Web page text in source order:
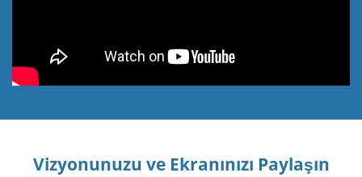
Vizyonunuzu ve Ekranınızı Paylaşın